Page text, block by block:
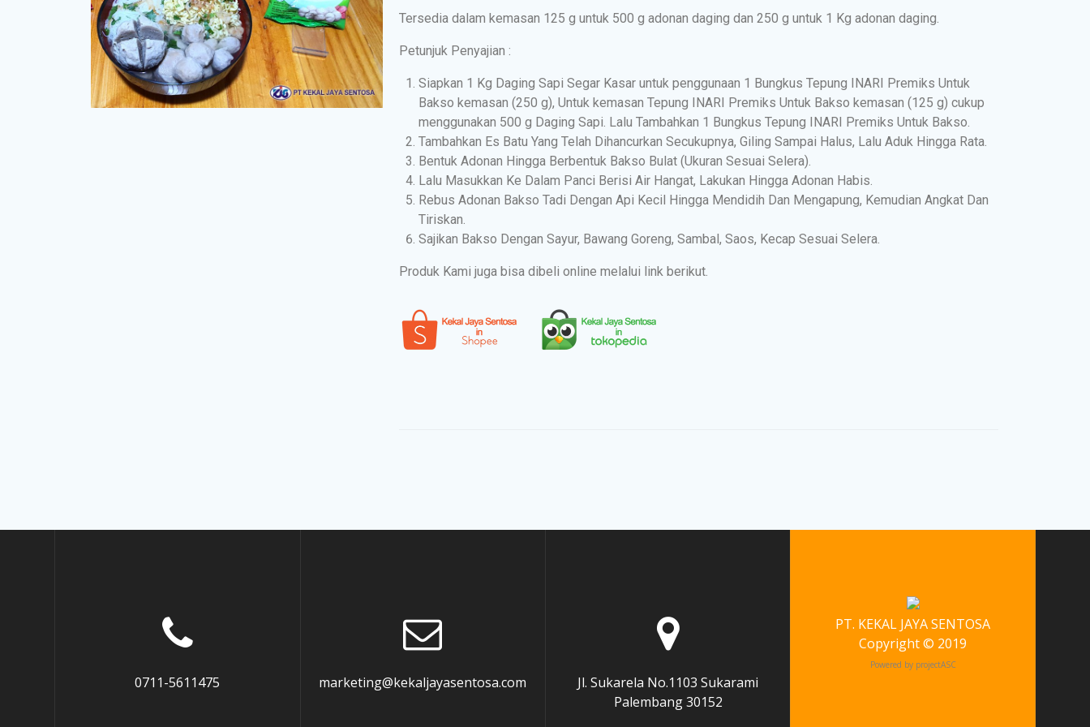
Tersedia dalam kemasan 125 g untuk 500 g adonan daging dan 250 g untuk 1 Kg adonan daging.
Petunjuk Penyajian :
Siapkan 1 Kg Daging Sapi Segar Kasar untuk penggunaan 1 Bungkus Tepung INARI Premiks Untuk
Bakso kemasan (250 g), Untuk kemasan Tepung INARI Premiks Untuk Bakso kemasan (125 g) cukup
menggunakan 500 g Daging Sapi. Lalu Tambahkan 1 Bungkus Tepung INARI Premiks Untuk Bakso.
Tambahkan Es Batu Yang Telah Dihancurkan Secukupnya, Giling Sampai Halus, Lalu Aduk Hingga Rata.
Bentuk Adonan Hingga Berbentuk Bakso Bulat (Ukuran Sesuai Selera).
Lalu Masukkan Ke Dalam Panci Berisi Air Hangat, Lakukan Hingga Adonan Habis.
Rebus Adonan Bakso Tadi Dengan Api Kecil Hingga Mendidih Dan Mengapung, Kemudian Angkat Dan
Tiriskan.
Sajikan Bakso Dengan Sayur, Bawang Goreng, Sambal, Saos, Kecap Sesuai Selera.
Produk Kami juga bisa dibeli online melalui link berikut.
0711-5611475 marketing@kekaljayasentosa.com
Jl. Sukarela No.1103 Sukarami
Palembang 30152
PT. KEKAL JAYA SENTOSA
Copyright © 2019
Powered by projectASC